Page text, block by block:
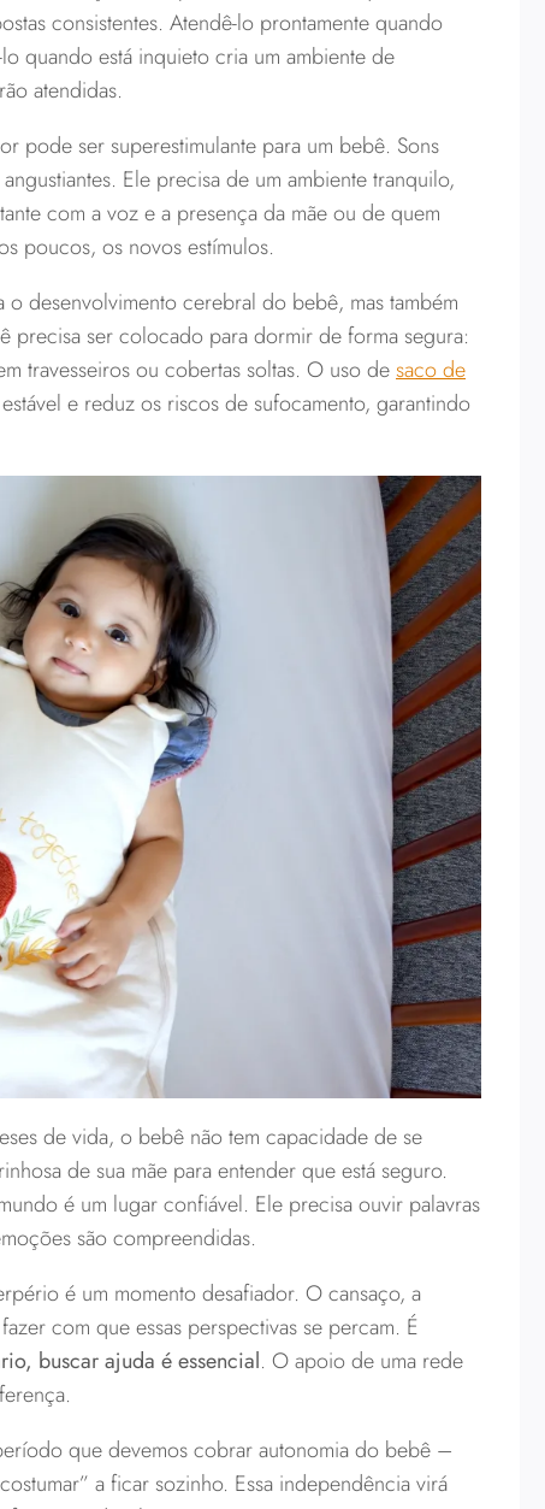
consistentes. Atendê-lo prontamente quando
quando está inquieto cria um ambiente de
atendidas.
pode ser superestimulante para um bebê. Sons
Ele precisa de um ambiente tranquilo,
com a voz e a presença da mãe ou de quem
poucos, os novos estímulos.
o desenvolvimento cerebral do bebê, mas também
precisa ser colocado para dormir de forma segura:
travesseiros ou cobertas soltas. O uso desaco de
e reduz os riscos de sufocamento, garantindo
de vida, o bebê não tem capacidade de se
de sua mãe para entender que está seguro.
é um lugar confiável. Ele precisa ouvir palavras
são compreendidas.
é um momento desafiador. O cansaço, a
com que essas perspectivas se percam. É
buscar ajuda é essencial. O apoio de uma rede
que devemos cobrar autonomia do bebê –
a ficar sozinho. Essa independência virá